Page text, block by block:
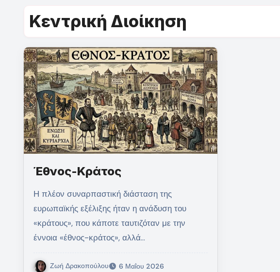
Κεντρική Διοίκηση
Έθνος-Κράτος
Η πλέον συναρπαστική διάσταση της
ευρωπαϊκής εξέλιξης ήταν η ανάδυση του
«κράτους», που κάποτε ταυτιζόταν με την
έννοια «έθνος-κράτος», αλλά…
Ζωή Δρακοπούλου 6 Μαΐου 2026